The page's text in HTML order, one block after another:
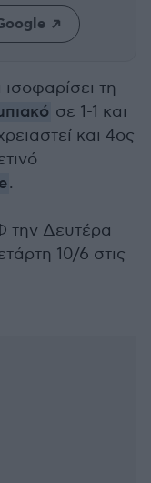
τη
σε 1-1 και
και 4ος
.
την Δευτέρα
10/6 στις